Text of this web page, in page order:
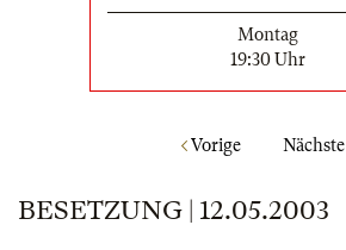
Montag
19:30 Uhr
Vorige Nächste
BESETZUNG | 12.05.2003